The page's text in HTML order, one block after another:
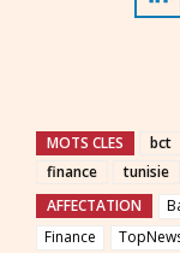
MOTS CLES bct
finance
tunisie
AFFECTATION
Finance